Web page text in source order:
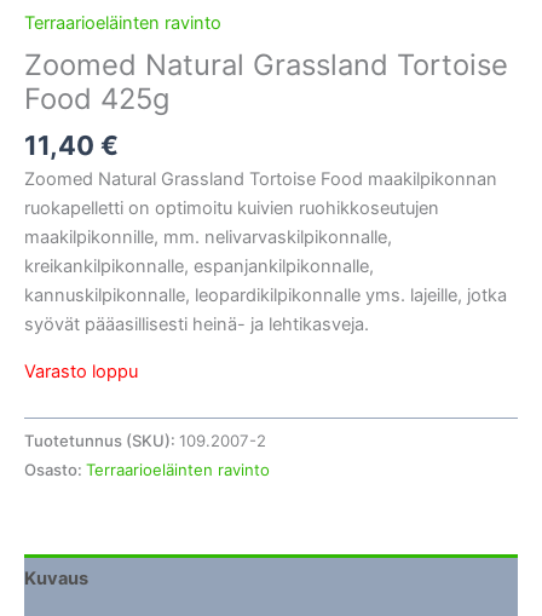
Terraarioeläinten ravinto
Zoomed Natural Grassland Tortoise
Food 425g
11,40 €
Zoomed Natural Grassland Tortoise Food maakilpikonnan
ruokapelletti on optimoitu kuivien ruohikkoseutujen
maakilpikonnille, mm. nelivarvaskilpikonnalle,
kreikankilpikonnalle, espanjankilpikonnalle,
kannuskilpikonnalle, leopardikilpikonnalle yms. lajeille, jotka
syövät pääasillisesti heinä- ja lehtikasveja.
Varasto loppu
Tuotetunnus (SKU): 109.2007-2
Osasto: Terraarioeläinten ravinto
Kuvaus